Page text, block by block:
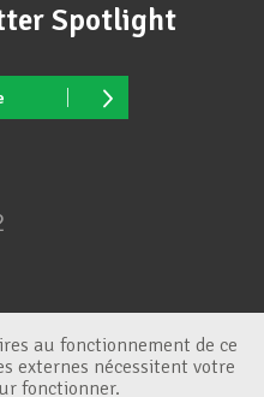
Spotlight
au fonctionnement de ce
externes nécessitent votre
fonctionner.